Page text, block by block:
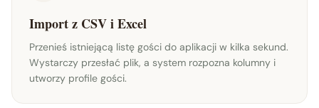
Import z CSV i Excel
Przenieś istniejącą listę gości do aplikacji w kilka sekund.
Wystarczy przesłać plik, a system rozpozna kolumny i
utworzy profile gości.